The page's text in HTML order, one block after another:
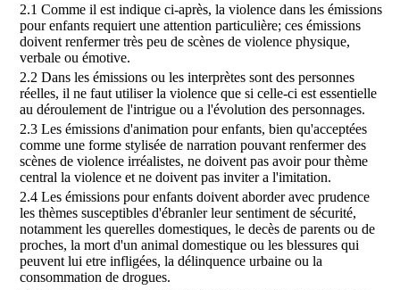
2.1 Comme il est indique ci-après, la violence dans les émissions
pour enfants requiert une attention particulière; ces émissions
doivent renfermer très peu de scènes de violence physique,
verbale ou émotive.
2.2 Dans les émissions ou les interprètes sont des personnes
réelles, il ne faut utiliser la violence que si celle-ci est essentielle
au déroulement de l'intrigue ou a l'évolution des personnages.
2.3 Les émissions d'animation pour enfants, bien qu'acceptées
comme une forme stylisée de narration pouvant renfermer des
scènes de violence irréalistes, ne doivent pas avoir pour thème
central la violence et ne doivent pas inviter a l'imitation.
2.4 Les émissions pour enfants doivent aborder avec prudence
les thèmes susceptibles d'ébranler leur sentiment de sécurité,
notamment les querelles domestiques, le decès de parents ou de
proches, la mort d'un animal domestique ou les blessures qui
peuvent lui etre infligées, la délinquence urbaine ou la
consommation de drogues.